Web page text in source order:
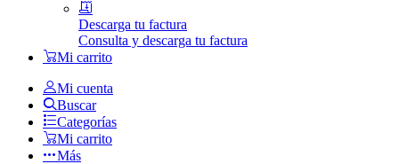
Descarga tu factura
Consulta y descarga tu factura
Mi carrito
Mi cuenta
Buscar
Categorías
Mi carrito
Más